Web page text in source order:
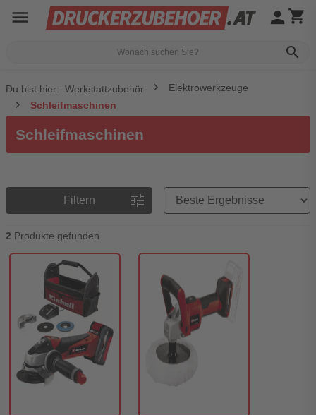
menu
search
person shopping_cart
Du bist hier: Werkstattzubehör
Elektrowerkzeuge
Schleifmaschinen
Schleifmaschinen
Filtern tune
Preisreihenfolge
2 Produkte gefunden